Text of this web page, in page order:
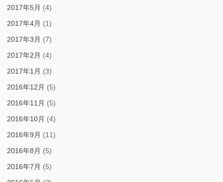
2017年5月 (4)
2017年4月 (1)
2017年3月 (7)
2017年2月 (4)
2017年1月 (3)
2016年12月 (5)
2016年11月 (5)
2016年10月 (4)
2016年9月 (11)
2016年8月 (5)
2016年7月 (5)